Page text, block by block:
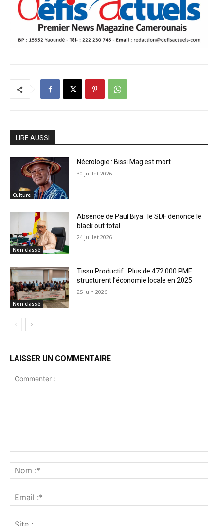
LIRE AUSSI
Culture
Nécrologie : Bissi Mag est mort
30 juillet 2026
Non classé
Absence de Paul Biya : le SDF dénonce le
black out total
24 juillet 2026
Non classé
Tissu Productif : Plus de 472 000 PME
structurent l’économie locale en 2025
25 juin 2026
LAISSER UN COMMENTAIRE
:*
:*